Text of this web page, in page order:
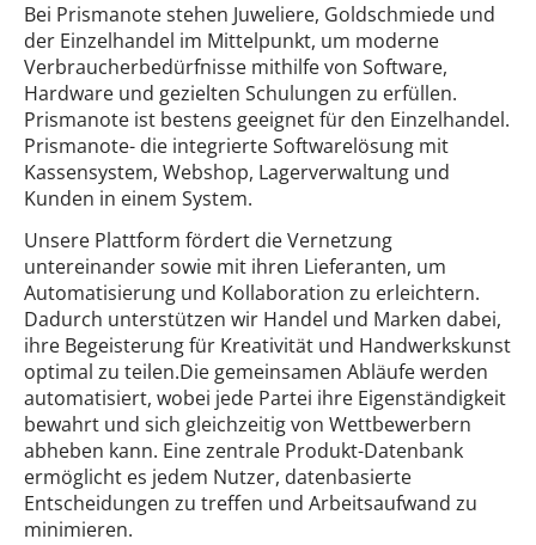
Bei Prismanote stehen Juweliere, Goldschmiede und
der Einzelhandel im Mittelpunkt, um moderne
Verbraucherbedürfnisse mithilfe von Software,
Hardware und gezielten Schulungen zu erfüllen.
Prismanote ist bestens geeignet für den Einzelhandel.
Prismanote- die integrierte Softwarelösung mit
Kassensystem, Webshop, Lagerverwaltung und
Kunden in einem System.
Unsere Plattform fördert die Vernetzung
untereinander sowie mit ihren Lieferanten, um
Automatisierung und Kollaboration zu erleichtern.
Dadurch unterstützen wir Handel und Marken dabei,
ihre Begeisterung für Kreativität und Handwerkskunst
optimal zu teilen.Die gemeinsamen Abläufe werden
automatisiert, wobei jede Partei ihre Eigenständigkeit
bewahrt und sich gleichzeitig von Wettbewerbern
abheben kann. Eine zentrale Produkt-Datenbank
ermöglicht es jedem Nutzer, datenbasierte
Entscheidungen zu treffen und Arbeitsaufwand zu
minimieren.